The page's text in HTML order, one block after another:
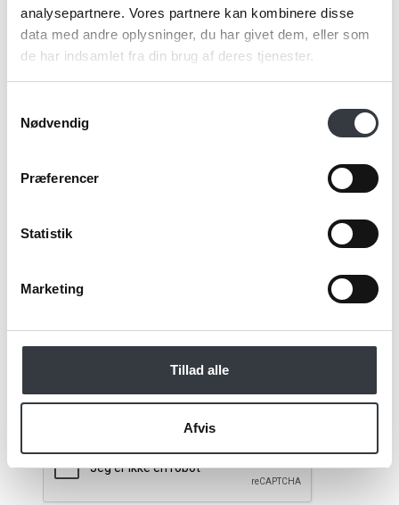
analysepartnere. Vores partnere kan kombinere disse
data med andre oplysninger, du har givet dem, eller som
de har indsamlet fra din brug af deres tjenester.
Nødvendig
Præferencer
Statistik
Marketing
Tillad alle
Afvis
Telefonnr.*
Email*
Jeg bekræfter at have læst TE & KAFFE